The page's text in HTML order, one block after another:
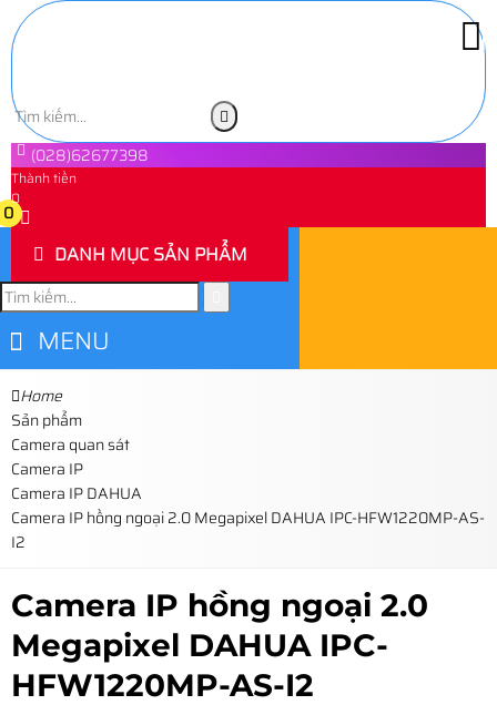
(028)62677398
Thành tiền
0
0
DANH MỤC SẢN PHẨM
MENU
Home
Sản phẩm
Camera quan sát
Camera IP
Camera IP DAHUA
Camera IP hồng ngoại 2.0 Megapixel DAHUA IPC-HFW1220MP-AS-
I2
Camera IP hồng ngoại 2.0
Megapixel DAHUA IPC-
HFW1220MP-AS-I2